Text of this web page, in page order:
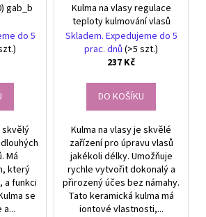
gab_b
do 5
skvělý
Má
který
a funkci
se
Kulma na vlasy regulace
teploty kulmování vlasů
Skladem. Expedujeme do 5
prac. dnů (>5 szt.)
237 Kč
DO KOŠÍKU
Kulma na vlasy je skvělé
zařízení pro úpravu vlasů
jakékoli délky. Umožňuje
rychle vytvořit dokonalý a
přirozený účes bez námahy.
Tato keramická kulma má
iontové vlastnosti,...